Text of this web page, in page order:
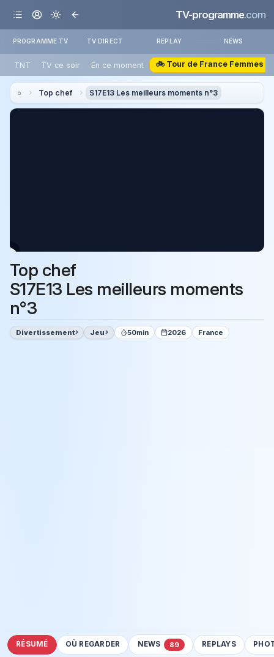
TV-programme.com
PROGRAMME TV TV DIRECT REPLAY NEWS
TNT TV ce soir En ce moment 🚲 Tour de France Femmes
Top chef S17E13 Les meilleurs moments n°3
Top chef
S17E13 Les meilleurs moments
n°3
Divertissement Jeu 50min 2026 France
RÉSUMÉ OÙ REGARDER NEWS 89 REPLAYS